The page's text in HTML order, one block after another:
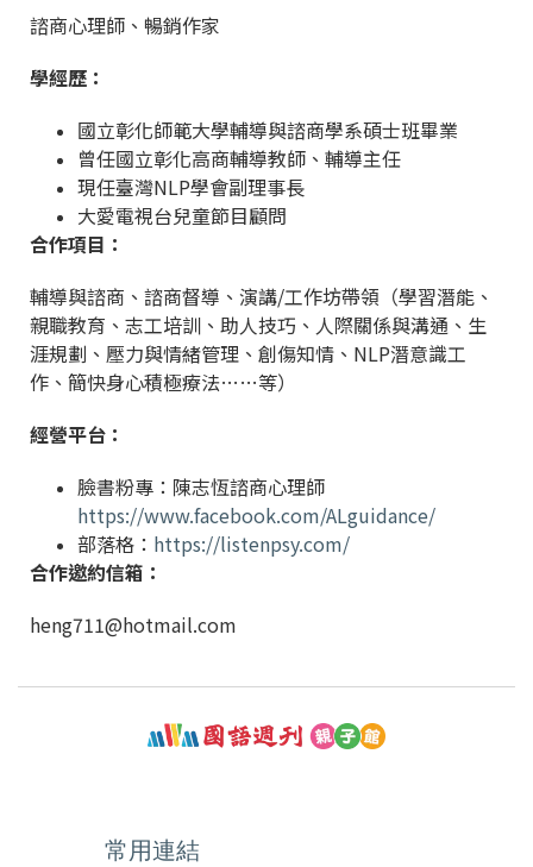
諮商心理師、暢銷作家
學經歷：
國立彰化師範大學輔導與諮商學系碩士班畢業
曾任國立彰化高商輔導教師、輔導主任
現任臺灣NLP學會副理事長
大愛電視台兒童節目顧問
合作項目：
輔導與諮商、諮商督導、演講/工作坊帶領（學習潛能、
親職教育、志工培訓、助人技巧、人際關係與溝通、生
涯規劃、壓力與情緒管理、創傷知情、NLP潛意識工
作、簡快身心積極療法……等）
經營平台：
臉書粉專：陳志恆諮商心理師
https://www.facebook.com/ALguidance/
部落格： https://listenpsy.com/
合作邀約信箱：
heng711@hotmail.com
常用連結